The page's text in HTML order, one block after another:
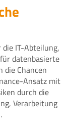
IT-Abteilung,
datenbasierte
die Chancen
Ansatz mit
durch die
Verarbeitung